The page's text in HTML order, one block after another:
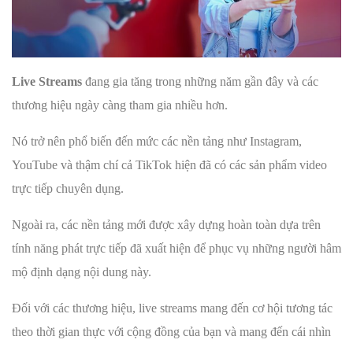
Live Streams đang gia tăng trong những năm gần đây và các
thương hiệu ngày càng tham gia nhiều hơn.
Nó trở nên phổ biến đến mức các nền tảng như Instagram,
YouTube và thậm chí cả TikTok hiện đã có các sản phẩm video
trực tiếp chuyên dụng.
Ngoài ra, các nền tảng mới được xây dựng hoàn toàn dựa trên
tính năng phát trực tiếp đã xuất hiện để phục vụ những người hâm
mộ định dạng nội dung này.
Đối với các thương hiệu, live streams mang đến cơ hội tương tác
theo thời gian thực với cộng đồng của bạn và mang đến cái nhìn